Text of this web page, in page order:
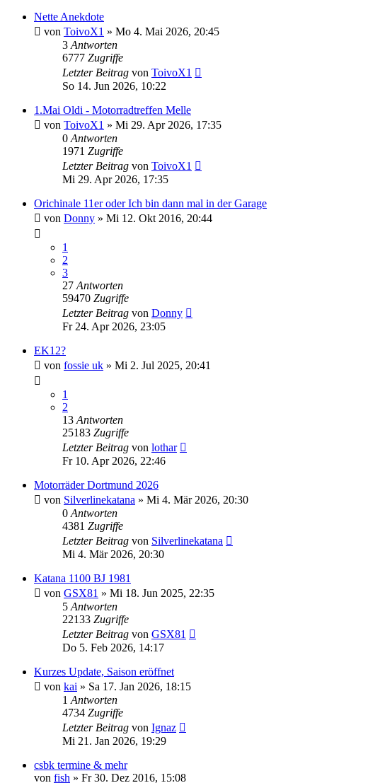
Nette Anekdote
von ToivoX1 » Mo 4. Mai 2026, 20:45
3 Antworten
6777 Zugriffe
Letzter Beitrag von ToivoX1
So 14. Jun 2026, 10:22
1.Mai Oldi - Motorradtreffen Melle
von ToivoX1 » Mi 29. Apr 2026, 17:35
0 Antworten
1971 Zugriffe
Letzter Beitrag von ToivoX1
Mi 29. Apr 2026, 17:35
Orichinale 11er oder Ich bin dann mal in der Garage
von Donny » Mi 12. Okt 2016, 20:44
1
2
3
27 Antworten
59470 Zugriffe
Letzter Beitrag von Donny
Fr 24. Apr 2026, 23:05
EK12?
von fossie uk » Mi 2. Jul 2025, 20:41
1
2
13 Antworten
25183 Zugriffe
Letzter Beitrag von lothar
Fr 10. Apr 2026, 22:46
Motorräder Dortmund 2026
von Silverlinekatana » Mi 4. Mär 2026, 20:30
0 Antworten
4381 Zugriffe
Letzter Beitrag von Silverlinekatana
Mi 4. Mär 2026, 20:30
Katana 1100 BJ 1981
von GSX81 » Mi 18. Jun 2025, 22:35
5 Antworten
22133 Zugriffe
Letzter Beitrag von GSX81
Do 5. Feb 2026, 14:17
Kurzes Update, Saison eröffnet
von kai » Sa 17. Jan 2026, 18:15
1 Antworten
4734 Zugriffe
Letzter Beitrag von Ignaz
Mi 21. Jan 2026, 19:29
csbk termine & mehr
von fish » Fr 30. Dez 2016, 15:08